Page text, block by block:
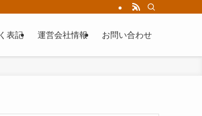
表記 運営会社情報 お問い合わせ